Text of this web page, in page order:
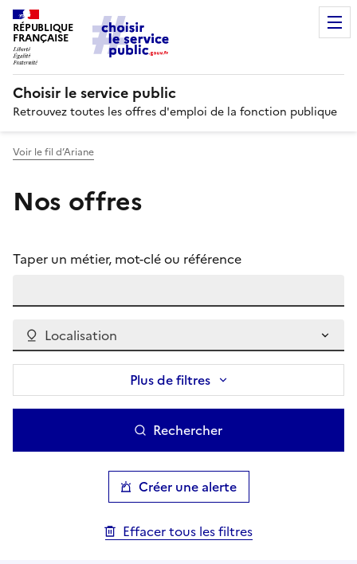
RÉPUBLIQUE
FRANÇAISE
Choisir le service public
Retrouvez toutes les offres d'emploi de la fonction publique
Voir le fil d’Ariane
Nos offres
Taper un métier, mot-clé ou référence
Localisation
Plus de filtres
Rechercher
Créer une alerte
Effacer tous les filtres